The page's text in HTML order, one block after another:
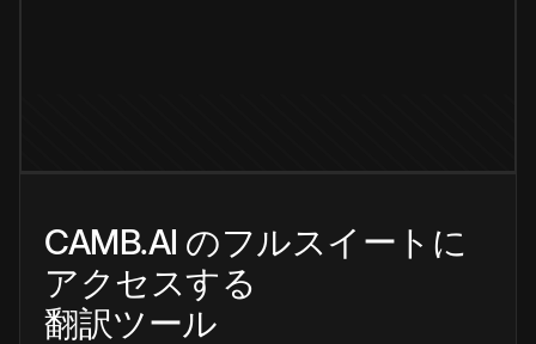
CAMB.AI のフルスイートに
アクセスする
翻訳ツール